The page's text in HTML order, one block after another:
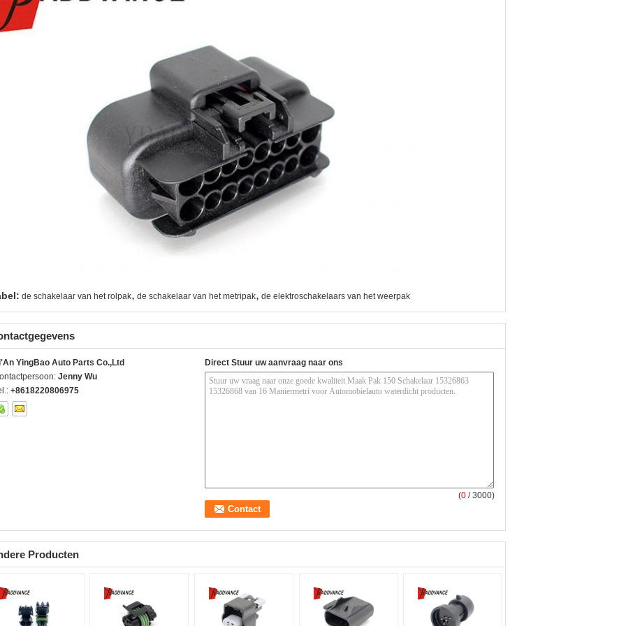
de schakelaar van het rolpak, de schakelaar van het metripak, de elektroschakelaars van het weerpak
YingBao Auto Parts Co.,Ltd
Jenny Wu
+8618220806975
Direct Stuur uw aanvraag naar ons
(0 / 3000)
Producten